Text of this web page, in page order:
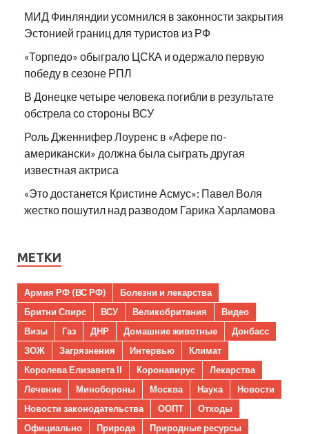
МИД Финляндии усомнился в законности закрытия
Эстонией границ для туристов из РФ
«Торпедо» обыграло ЦСКА и одержало первую
победу в сезоне РПЛ
В Донецке четыре человека погибли в результате
обстрела со стороны ВСУ
Роль Дженнифер Лоуренс в «Афере по-
американски» должна была сыграть другая
известная актриса
«Это достанется Кристине Асмус»: Павел Воля
жестко пошутил над разводом Гарика Харламова
МЕТКИ
Армия РФ (ВС РФ)
Болезни и лекарства
Бритни Спирс
ВСУ Великобритания
Видео
Визы
Газ ДНР Домашние животные
Донбасс
ЗОЖ
Загрязнения Интервью
Климат
Королева Елизавета II
Коронавирус
Лекарства
Лечение
Минобороны Москва Наука
Новости
Новости законодательства
ООПТ
Отходы
Официально
Природа
Природные ресурсы